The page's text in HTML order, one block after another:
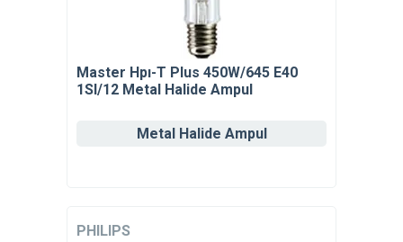
Master Hpı-T Plus 450W/645 E40
1Sl/12 Metal Halide Ampul
Metal Halide Ampul
PHILIPS